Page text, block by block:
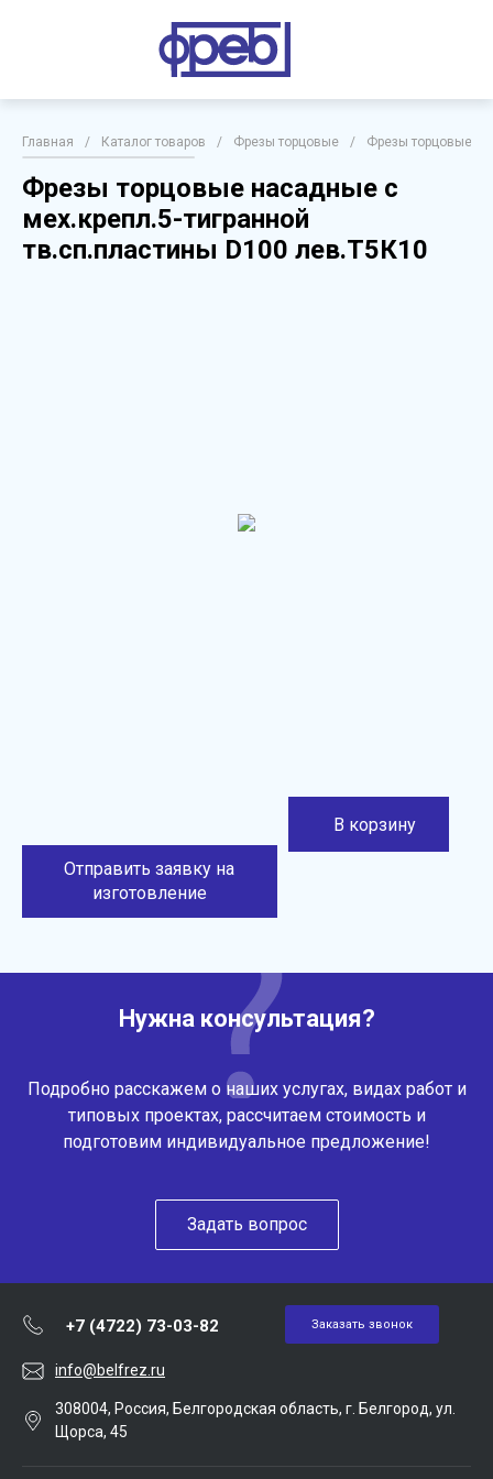
Главная / Каталог товаров / Фрезы торцовые / Фрезы торцовые
Фрезы торцовые насадные с
мех.крепл.5-тигранной
тв.сп.пластины D100 лев.Т5К10
Отправить заявку на
изготовление
В корзину
Нужна консультация?
Подробно расскажем о наших услугах, видах работ и
типовых проектах, рассчитаем стоимость и
подготовим индивидуальное предложение!
Задать вопрос
+7 (4722) 73-03-82 Заказать звонок
info@belfrez.ru
308004, Россия, Белгородская область, г. Белгород, ул.
Щорса, 45